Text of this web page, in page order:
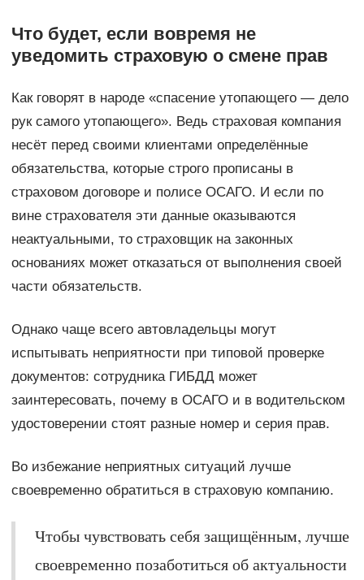
Что будет, если вовремя не
уведомить страховую о смене прав
Как говорят в народе «спасение утопающего — дело
рук самого утопающего». Ведь страховая компания
несёт перед своими клиентами определённые
обязательства, которые строго прописаны в
страховом договоре и полисе ОСАГО. И если по
вине страхователя эти данные оказываются
неактуальными, то страховщик на законных
основаниях может отказаться от выполнения своей
части обязательств.
Однако чаще всего автовладельцы могут
испытывать неприятности при типовой проверке
документов: сотрудника ГИБДД может
заинтересовать, почему в ОСАГО и в водительском
удостоверении стоят разные номер и серия прав.
Во избежание неприятных ситуаций лучше
своевременно обратиться в страховую компанию.
Чтобы чувствовать себя защищённым, лучше
своевременно позаботиться об актуальности